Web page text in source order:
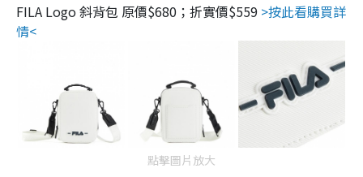
FILA Logo 斜背包 原價$680；折實價$559 >按此看購買詳
情<
點擊圖片放大